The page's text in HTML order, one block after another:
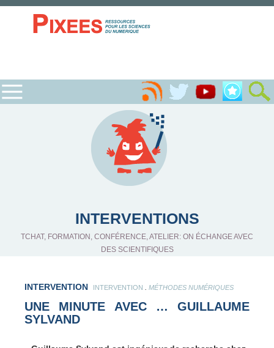
INTERVENTIONS
TCHAT, FORMATION, CONFÉRENCE, ATELIER: ON ÉCHANGE AVEC
DES SCIENTIFIQUES
INTERVENTION INTERVENTION MÉTHODES NUMÉRIQUES
UNE MINUTE AVEC … GUILLAUME
SYLVAND